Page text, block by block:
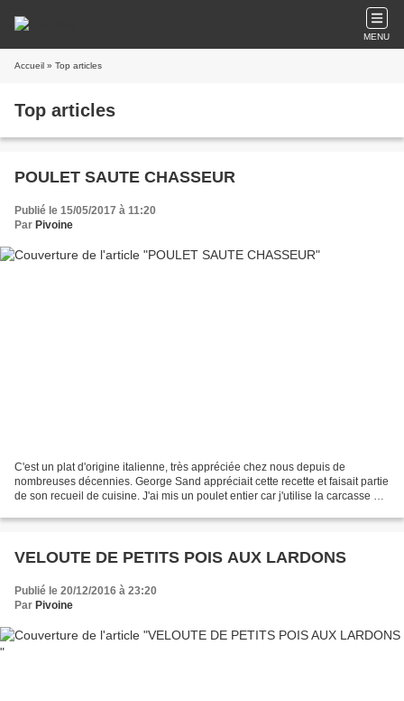
MENU
Accueil » Top articles
Top articles
POULET SAUTE CHASSEUR
Publié le 15/05/2017 à 11:20
Par Pivoine
C'est un plat d'origine italienne, très appréciée chez nous depuis de
nombreuses décennies. George Sand appréciait cette recette et faisait partie
de son recueil de cuisine. J'ai mis un poulet entier car j'utilise la carcasse et
VELOUTE DE PETITS POIS AUX LARDONS
Publié le 20/12/2016 à 23:20
Par Pivoine